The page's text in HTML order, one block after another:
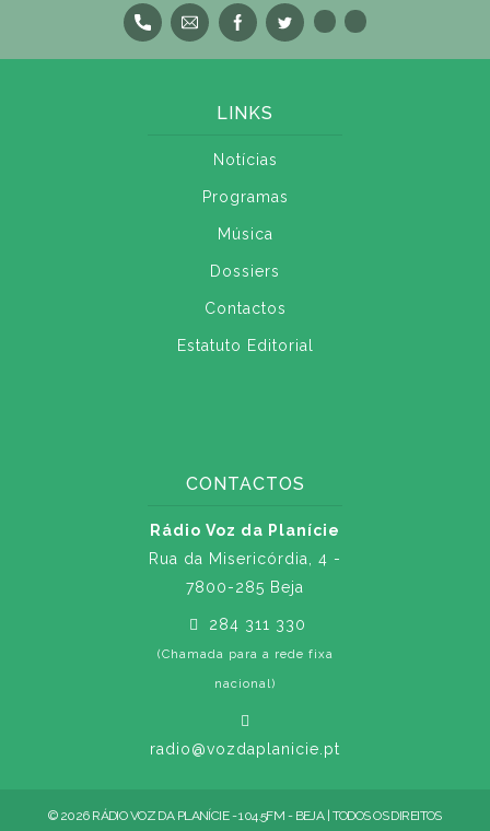
LINKS
Notícias
Programas
Música
Dossiers
Contactos
Estatuto Editorial
CONTACTOS
Rádio Voz da Planície
Rua da Misericórdia, 4 -
7800-285 Beja
284 311 330
(Chamada para a rede fixa
nacional)
radio@vozdaplanicie.pt
© 2026 RÁDIO VOZ DA PLANÍCIE - 104.5FM - BEJA | TODOS OS DIREITOS